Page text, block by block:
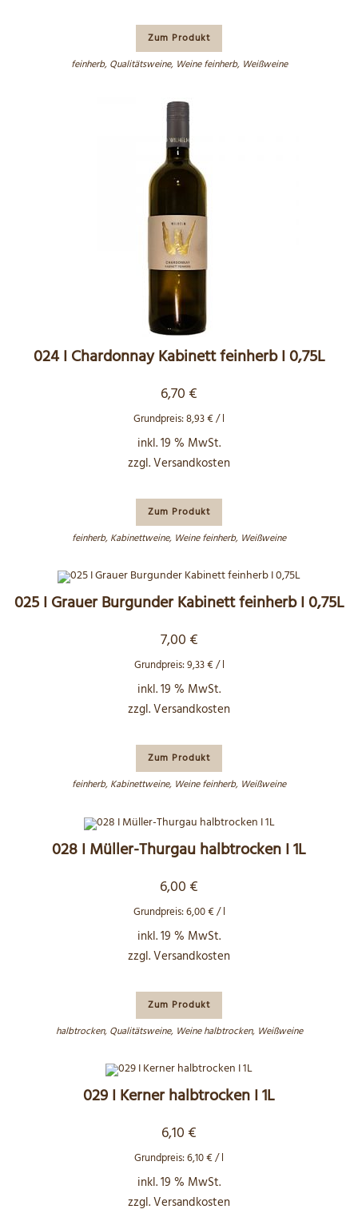
Zum Produkt
feinherb, Qualitätsweine, Weine feinherb, Weißweine
024 I Chardonnay Kabinett feinherb I 0,75L
6,70 €
Grundpreis:8,93€/l
inkl. 19 % MwSt.
zzgl.Versandkosten
Zum Produkt
feinherb, Kabinettweine, Weine feinherb, Weißweine
025 I Grauer Burgunder Kabinett feinherb I 0,75L
7,00 €
Grundpreis:9,33€/l
inkl. 19 % MwSt.
zzgl.Versandkosten
Zum Produkt
feinherb, Kabinettweine, Weine feinherb, Weißweine
028 I Müller-Thurgau halbtrocken I 1L
6,00 €
Grundpreis:6,00€/l
inkl. 19 % MwSt.
zzgl.Versandkosten
Zum Produkt
halbtrocken, Qualitätsweine, Weine halbtrocken, Weißweine
029 I Kerner halbtrocken I 1L
6,10 €
Grundpreis:6,10€/l
inkl. 19 % MwSt.
zzgl.Versandkosten